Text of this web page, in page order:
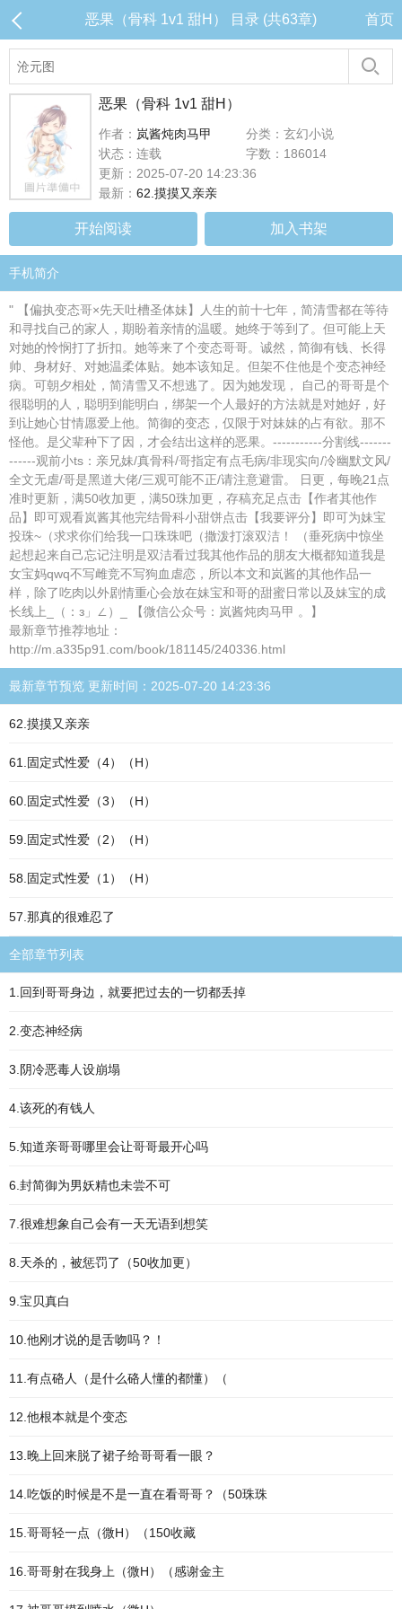
恶果（骨科 1v1 甜H） 目录 (共63章) 首页
恶果（骨科 1v1 甜H）
作者： 岚酱炖肉马甲
分类：玄幻小说
状态：连载
字数：186014
更新：2025-07-20 14:23:36
最新： 62.摸摸又亲亲
开始阅读 加入书架
手机简介
" 【偏执变态哥×先天吐槽圣体妹】人生的前十七年，简清雪都在等待
和寻找自己的家人，期盼着亲情的温暖。她终于等到了。但可能上天
对她的怜悯打了折扣。她等来了个变态哥哥。诚然，简御有钱、长得
帅、身材好、对她温柔体贴。她本该知足。但架不住他是个变态神经
病。可朝夕相处，简清雪又不想逃了。因为她发现， 自己的哥哥是个
很聪明的人，聪明到能明白，绑架一个人最好的方法就是对她好，好
到让她心甘情愿爱上他。简御的变态，仅限于对妹妹的占有欲。那不
怪他。是父辈种下了因，才会结出这样的恶果。-----------分割线-------
------观前小ts：亲兄妹/真骨科/哥指定有点毛病/非现实向/冷幽默文风/
全文无虐/哥是黑道大佬/三观可能不正/请注意避雷。 日更，每晚21点
准时更新，满50收加更，满50珠加更，存稿充足点击【作者其他作
品】即可观看岚酱其他完结骨科小甜饼点击【我要评分】即可为妹宝
投珠~（求求你们给我一口珠珠吧（撒泼打滚双洁！ （垂死病中惊坐
起想起来自己忘记注明是双洁看过我其他作品的朋友大概都知道我是
女宝妈qwq不写雌竞不写狗血虐恋，所以本文和岚酱的其他作品一
样，除了吃肉以外剧情重心会放在妹宝和哥的甜蜜日常以及妹宝的成
长线上_（：з」∠）_ 【微信公众号：岚酱炖肉马甲 。】
最新章节推荐地址：
http://m.a335p91.com/book/181145/240336.html
最新章节预览 更新时间：2025-07-20 14:23:36
62.摸摸又亲亲
61.固定式性爱（4）（H）
60.固定式性爱（3）（H）
59.固定式性爱（2）（H）
58.固定式性爱（1）（H）
57.那真的很难忍了
全部章节列表
1.回到哥哥身边，就要把过去的一切都丢掉
2.变态神经病
3.阴冷恶毒人设崩塌
4.该死的有钱人
5.知道亲哥哥哪里会让哥哥最开心吗
6.封简御为男妖精也未尝不可
7.很难想象自己会有一天无语到想笑
8.天杀的，被惩罚了（50收加更）
9.宝贝真白
10.他刚才说的是舌吻吗？！
11.有点硌人（是什么硌人懂的都懂）（
12.他根本就是个变态
13.晚上回来脱了裙子给哥哥看一眼？
14.吃饭的时候是不是一直在看哥哥？（50珠珠
15.哥哥轻一点（微H）（150收藏
16.哥哥射在我身上（微H）（感谢金主